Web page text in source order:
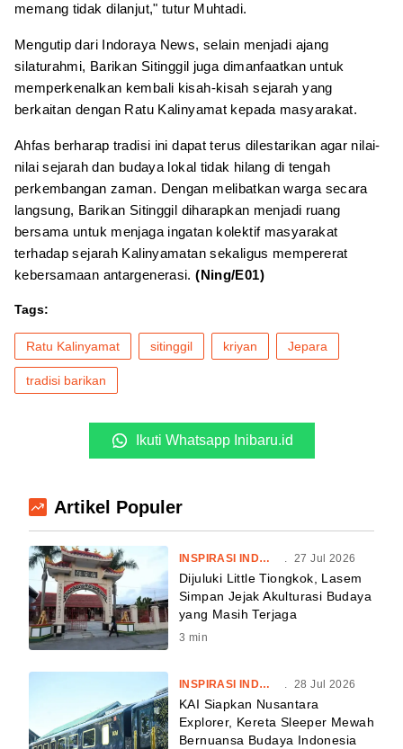
memang tidak dilanjut," tutur Muhtadi.
Mengutip dari Indoraya News, selain menjadi ajang
silaturahmi, Barikan Sitinggil juga dimanfaatkan untuk
memperkenalkan kembali kisah-kisah sejarah yang
berkaitan dengan Ratu Kalinyamat kepada masyarakat.
Ahfas berharap tradisi ini dapat terus dilestarikan agar nilai-
nilai sejarah dan budaya lokal tidak hilang di tengah
perkembangan zaman. Dengan melibatkan warga secara
langsung, Barikan Sitinggil diharapkan menjadi ruang
bersama untuk menjaga ingatan kolektif masyarakat
terhadap sejarah Kalinyamatan sekaligus mempererat
kebersamaan antargenerasi.(Ning/E01)
Tags:
Ratu Kalinyamat sitinggil kriyan Jepara
tradisi barikan
Ikuti Whatsapp Inibaru.id
Artikel Populer
INSPIRASI INDONESIA . 27 Jul 2026
Dijuluki Little Tiongkok, Lasem
Simpan Jejak Akulturasi Budaya
yang Masih Terjaga
3 min
INSPIRASI INDONESIA . 28 Jul 2026
KAI Siapkan Nusantara
Explorer, Kereta Sleeper Mewah
Bernuansa Budaya Indonesia